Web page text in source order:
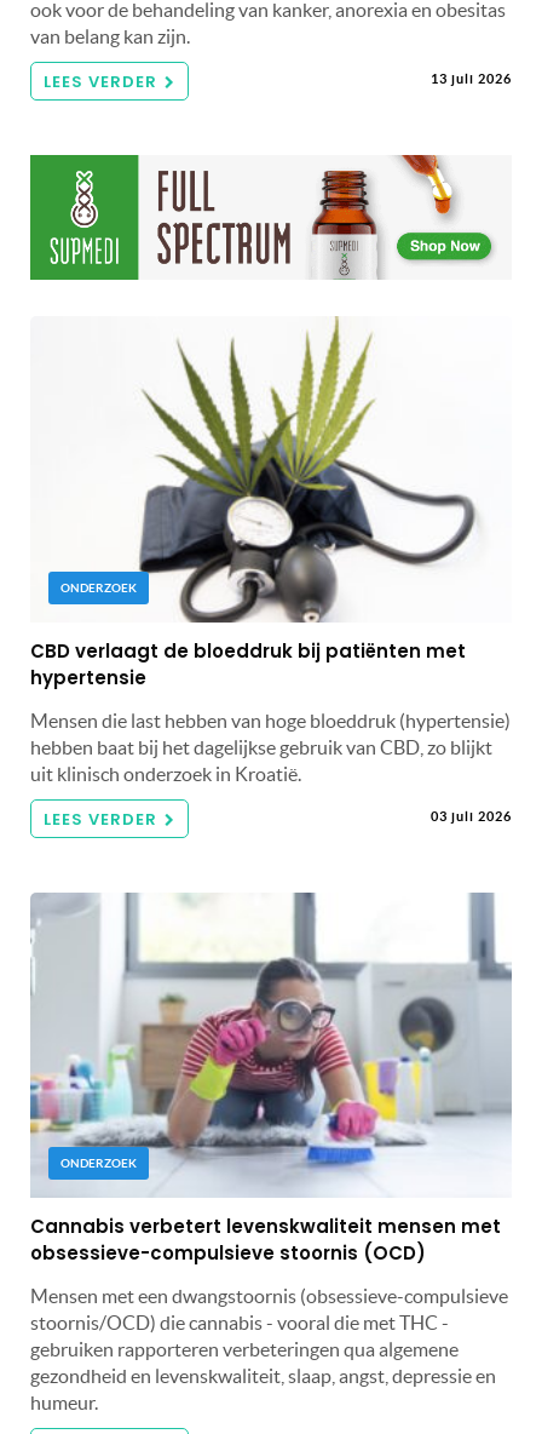
ook voor de behandeling van kanker, anorexia en obesitas
van belang kan zijn.
LEES VERDER 13 juli 2026
ONDERZOEK
CBD verlaagt de bloeddruk bij patiënten met
hypertensie
Mensen die last hebben van hoge bloeddruk (hypertensie)
hebben baat bij het dagelijkse gebruik van CBD, zo blijkt
uit klinisch onderzoek in Kroatië.
LEES VERDER 03 juli 2026
ONDERZOEK
Cannabis verbetert levenskwaliteit mensen met
obsessieve-compulsieve stoornis (OCD)
Mensen met een dwangstoornis (obsessieve-compulsieve
stoornis/OCD) die cannabis - vooral die met THC -
gebruiken rapporteren verbeteringen qua algemene
gezondheid en levenskwaliteit, slaap, angst, depressie en
humeur.